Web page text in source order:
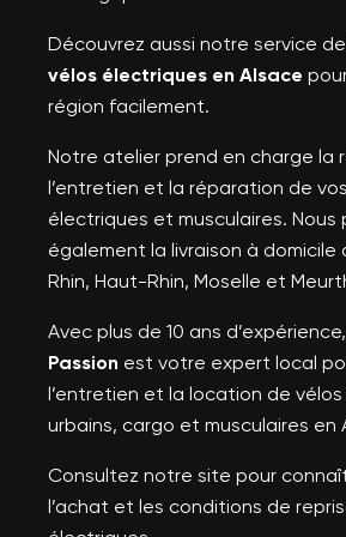
Créer une liste d'envies
Nom de la liste d'envies
Connexion
Vous devez être connecté pour
Découvrez aussi notre service de
vélos électriques en Alsace
région facilement.
Notre atelier prend en charge la
l’entretien et la réparation de
électriques et musculaires. Nous
également la livraison à domicile
Rhin, Haut-Rhin, Moselle et
Avec plus de 10 ans d’expérience,
Passion est votre expert local
l’entretien et la location de
urbains, cargo et musculaires en
Consultez notre site pour
l’achat et les conditions de